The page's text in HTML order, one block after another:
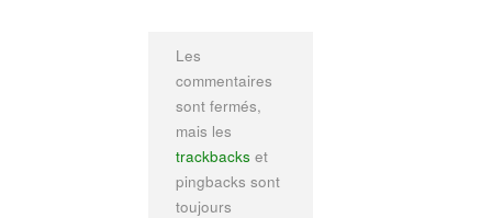
Les
commentaires
sont fermés,
mais les
trackbacks et
pingbacks sont
toujours